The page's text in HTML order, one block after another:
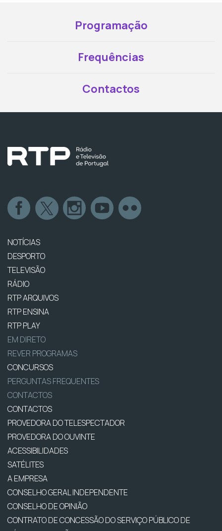
Programação
Frequências
Contactos
NOTÍCIAS
DESPORTO
TELEVISÃO
RÁDIO
RTP ARQUIVOS
RTP ENSINA
RTP PLAY
EM DIRETO
REVER PROGRAMAS
CONCURSOS
PERGUNTAS FREQUENTES
CONTACTOS
CONTACTOS
PROVEDORA DO TELESPECTADOR
PROVEDORA DO OUVINTE
ACESSIBILIDADES
SATÉLITES
A EMPRESA
CONSELHO GERAL INDEPENDENTE
CONSELHO DE OPINIÃO
CONTRATO DE CONCESSÃO DO SERVIÇO PÚBLICO DE